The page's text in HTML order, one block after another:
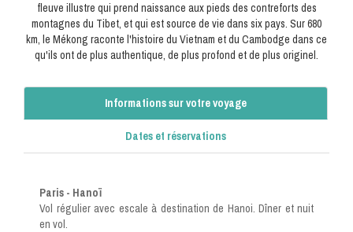
fleuve illustre qui prend naissance aux pieds des contreforts des
montagnes du Tibet, et qui est source de vie dans six pays. Sur 680
km, le Mékong raconte l'histoire du Vietnam et du Cambodge dans ce
qu'ils ont de plus authentique, de plus profond et de plus originel.
Informations sur votre voyage
Dates et réservations
Paris - Hanoï
Vol régulier avec escale à destination de Hanoi. Dîner et nuit
en vol.